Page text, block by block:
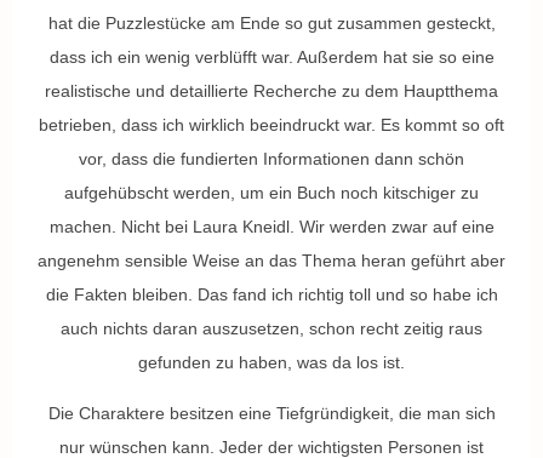
hat die Puzzlestücke am Ende so gut zusammen gesteckt,
dass ich ein wenig verblüfft war. Außerdem hat sie so eine
realistische und detaillierte Recherche zu dem Hauptthema
betrieben, dass ich wirklich beeindruckt war. Es kommt so oft
vor, dass die fundierten Informationen dann schön
aufgehübscht werden, um ein Buch noch kitschiger zu
machen. Nicht bei Laura Kneidl. Wir werden zwar auf eine
angenehm sensible Weise an das Thema heran geführt aber
die Fakten bleiben. Das fand ich richtig toll und so habe ich
auch nichts daran auszusetzen, schon recht zeitig raus
gefunden zu haben, was da los ist.
Die Charaktere besitzen eine Tiefgründigkeit, die man sich
nur wünschen kann. Jeder der wichtigsten Personen ist